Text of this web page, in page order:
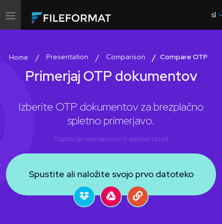
Preklopi
navigacijo
sl
Home Presentation Comparison Compare OTP
Primerjaj OTP dokumentov
Izberite OTP dokumentov za brezplačno
spletno primerjavo.
Poganja ga aspose.com in aspose.cloud
Spustite ali naložite svojo prvo datoteko